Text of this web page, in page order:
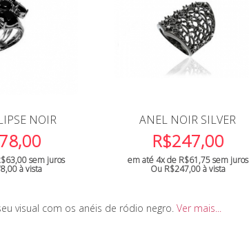
NOIR
63,00sem juros
à vista
ANEL NOIR SILVER
R$247,00
em até 4x de R$61,75sem juros
Ou R$247,00à vista
visual com os anéis de ródio negro. Ver mais...